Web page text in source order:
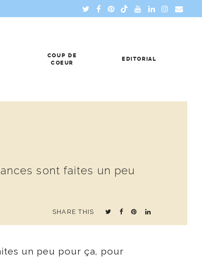
COUP DE
COEUR
EDITORIAL
sont faites un peu
SHARE THIS
un peu pour ça, pour